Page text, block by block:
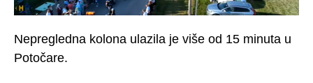
Nepregledna kolona ulazila je više od 15 minuta u
Potočare.